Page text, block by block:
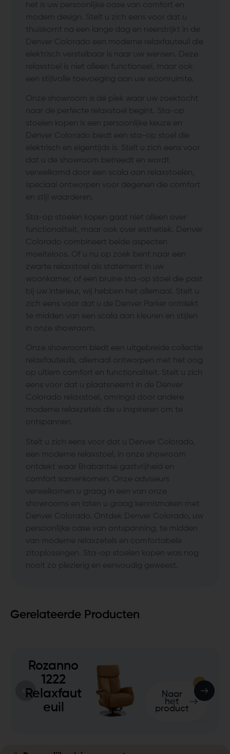
het is uw persoonlijke oase van comfort en
modern design. Stelt u zich eens voor dat u
thuiskomt na een lange dag en neerstrijkt in de
Denver Colorado een moderne relaxfauteuil die
elektrisch verstelbaar is naar uw wensen. Deze
relaxstoel is niet alleen functioneel, maar ook
een stijlvolle toevoeging aan uw woonruimte.
Onze showroom is dé plek waar uw zoektocht
naar de perfecte relaxstoel begint. Sta-op
stoelen kopen is een persoonlijke keuze en
Denver Colorado biedt een sta-op stoel die
elektrisch en eigentijds is. Stelt u zich eens voor
dat u de showroom betreedt en wordt
verwelkomd door een scala aan relaxstoelen,
speciaal ontworpen voor degenen die comfort
en stijl waarderen.
Sta-op stoelen kopen gaat niet alleen over
functionaliteit, maar ook over esthetiek. Denver
Colorado combineert beide aspecten
moeiteloos. Of u nu op zoek bent naar een
zwarte relaxstoel als statement in uw
woonkamer, of een bruine sta-op stoel die past
bij uw interieur, wij hebben het allemaal. Stelt u
zich eens voor dat u de Denver Parker ontdekt
te midden van een scala aan kleuren en stijlen
in onze showroom.
Onze showroom biedt een uitgebreide collectie
relaxfauteuils, allemaal ontworpen met het oog
op ultiem comfort en functionaliteit. Stelt u zich
eens voor dat u plaatsneemt in de Denver
Colorado relaxstoel, omringd door andere
moderne relaxzetels die u inspireren om te
ontspannen.
Stelt u zich eens voor dat u Denver Colorado,
een moderne relaxstoel, in onze showroom
ontdekt waar Brabantse gastvrijheid en
comfort samenkomen. Onze adviseurs
verwelkomen u graag in een van onze
showrooms en laten u graag kennismaken met
Denver Colorado. Ontdek Denver Colorado, uw
persoonlijke oase van ontspanning, te midden
van moderne relaxzetels en comfortabele
zitoplossingen. Sta-op stoelen kopen was nog
nooit zo plezierig en eenvoudig geweest.
Gerelateerde Producten
Rozanno
1222
Relaxfaut
euil
Naar
het
product